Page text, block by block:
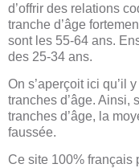
d’offrir des relations
tranche d’âge
sont les 55-64 ans.
des 25-34 ans.
On s’aperçoit ici qu’il
tranches d’âge. Ainsi,
tranches d’âge, la
faussée.
Ce site 100% français